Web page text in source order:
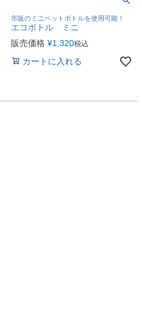
市販のミニペットボトルを使用可能！
エコボトル ミニ
販売価格 ¥1,320税込
カートに入れる